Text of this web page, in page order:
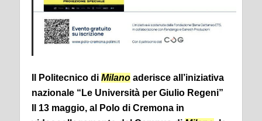
Il Politecnico di Milano aderisce all’iniziativa
nazionale “Le Università per Giulio Regeni”
Il 13 maggio, al Polo di Cremona in